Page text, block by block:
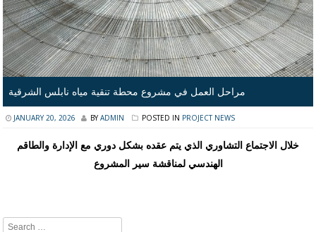
مراحل العمل في مشروع محطة تنقية مياه نابلس الشرقية
JANUARY 20, 2026 BY ADMIN POSTED IN PROJECT NEWS
خلال الاجتماع التشاوري الذي يتم عقده بشكل دوري مع الإدارة والطاقم
الهندسي لمناقشة سير المشروع
Search